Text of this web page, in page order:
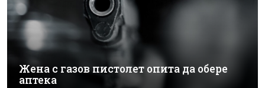
Жена с газов пистолет опита да обере
аптека